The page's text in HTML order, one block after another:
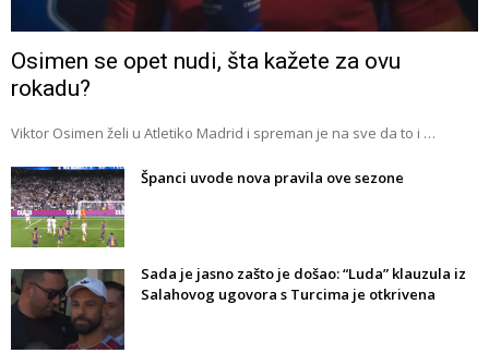
Osimen se opet nudi, šta kažete za ovu
rokadu?
Viktor Osimen želi u Atletiko Madrid i spreman je na sve da to i …
Španci uvode nova pravila ove sezone
Sada je jasno zašto je došao: “Luda” klauzula iz
Salahovog ugovora s Turcima je otkrivena